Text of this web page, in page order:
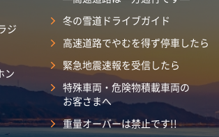
ジ
ン
冬の雪道ドライブガイド
高速道路でやむを得ず停車したら
緊急地震速報を受信したら
特殊車両・危険物積載車両の
お客さまへ
重量オーバーは禁止です!!